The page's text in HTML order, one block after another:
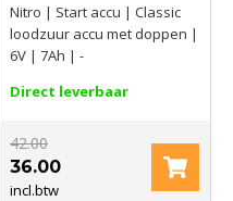
Nitro | Start accu | Classic
loodzuur accu met doppen |
6V | 7Ah | -
Direct leverbaar
42.00
36.00
incl.btw